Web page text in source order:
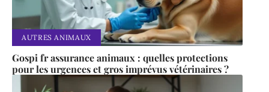
AUTRES ANIMAUX
Gospi fr assurance animaux : quelles protections
pour les urgences et gros imprévus vétérinaires ?